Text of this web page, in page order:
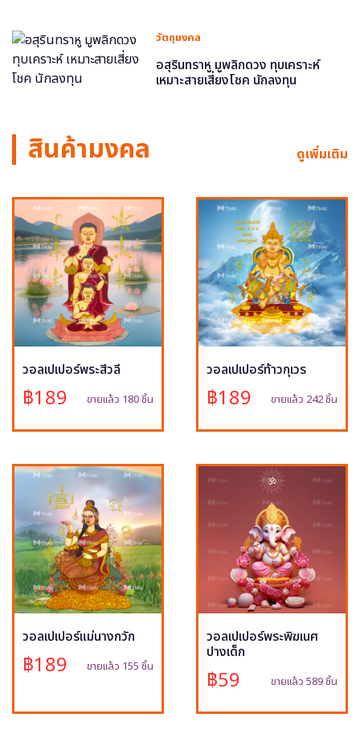
วัตถุมงคล
อสุรินทราหู มูพลิกดวง ทุบเคราะห์
เหมาะสายเสี่ยงโชค นักลงทุน
สินค้ามงคล ดูเพิ่มเติม
วอลเปเปอร์พระสีวลี
฿189 ขายแล้ว 180 ชิ้น
วอลเปเปอร์ท้าวกุเวร
฿189 ขายแล้ว 242 ชิ้น
วอลเปเปอร์แม่นางกวัก
฿189 ขายแล้ว 155 ชิ้น
วอลเปเปอร์พระพิฆเนศ
ปางเด็ก
฿59 ขายแล้ว 589 ชิ้น